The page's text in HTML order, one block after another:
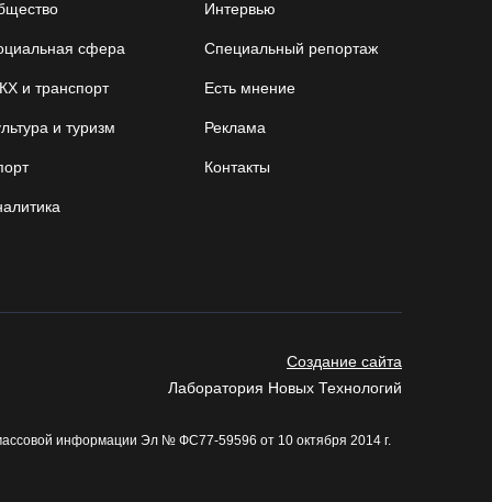
05.08.26 / 15:09
Ремонт улицы Чернышевского в Вологде
завершат на полгода раньше, чем планировали
05.08.26 / 14:54
В Вологде две сестры из-за замены домофона
Нейросеть Kandinsky обучит роботов законам
сфера
и транспорт
и туризм
Интервью
Специальный репортаж
Есть мнение
Реклама
Контакты
Создание сайта
Лаборатория Новых Технологий
информации Эл № ФС77-59596 от 10 октября 2014 г.